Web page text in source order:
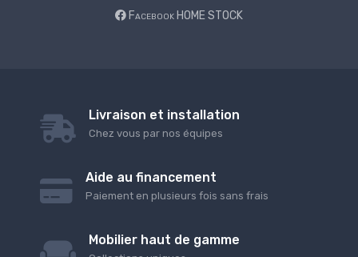
Facebook HOME STOCK
Livraison et installation
Chez vous par nos équipes
Aide au financement
Paiement en plusieurs fois sans frais
Mobilier haut de gamme